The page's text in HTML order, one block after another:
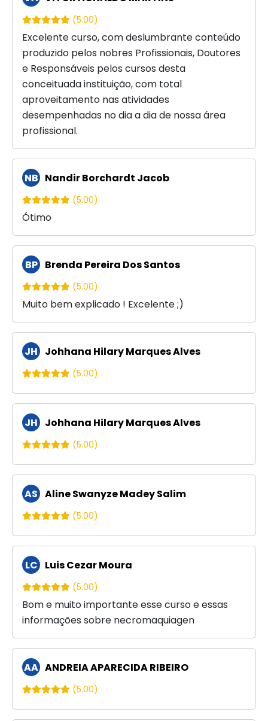
(5.00)
Excelente curso, com deslumbrante conteúdo
produzido pelos nobres Profissionais, Doutores
e Responsáveis pelos cursos desta
conceituada instituição, com total
aproveitamento nas atividades
desempenhadas no dia a dia de nossa área
profissional.
NB Nandir Borchardt Jacob
(5.00)
Ótimo
BP Brenda Pereira Dos Santos
(5.00)
Muito bem explicado ! Excelente ;)
JH Johhana Hilary Marques Alves
(5.00)
JH Johhana Hilary Marques Alves
(5.00)
AS Aline Swanyze Madey Salim
(5.00)
LC Luis Cezar Moura
(5.00)
Bom e muito importante esse curso e essas
informações sobre necromaquiagen
AA ANDREIA APARECIDA RIBEIRO
(5.00)